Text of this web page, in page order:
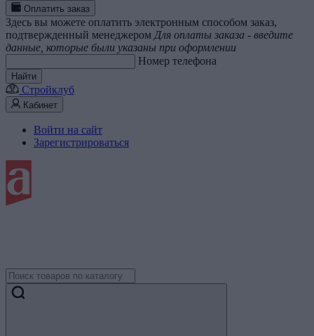
Оплатить заказ
Здесь вы можете оплатить электронным способом заказ,
подтвержденный менеджером Для оплаты заказа - введите
данные, которые были указаны при оформлении
Номер телефона
Найти
Стройклуб
Кабинет
Войти на сайт
Зарегистрироваться